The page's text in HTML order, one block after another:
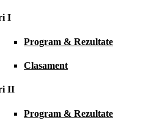
I
Program & Rezultate
Clasament
II
Program & Rezultate